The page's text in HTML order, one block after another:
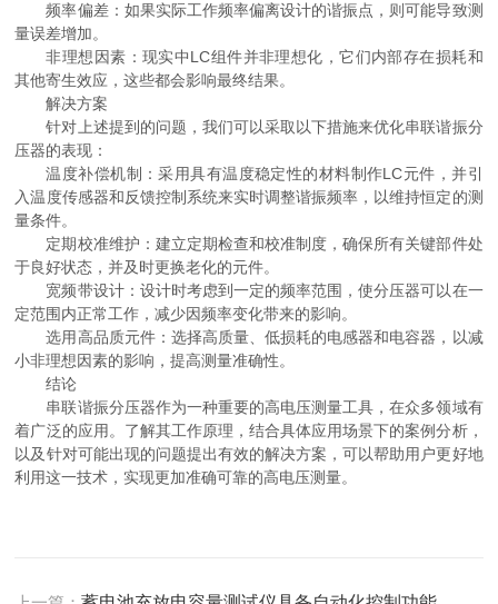
频率偏差：如果实际工作频率偏离设计的谐振点，则可能导致测
量误差增加。
非理想因素：现实中LC组件并非理想化，它们内部存在损耗和
其他寄生效应，这些都会影响最终结果。
解决方案
针对上述提到的问题，我们可以采取以下措施来优化串联谐振分
压器的表现：
温度补偿机制：采用具有温度稳定性的材料制作LC元件，并引
入温度传感器和反馈控制系统来实时调整谐振频率，以维持恒定的测
量条件。
定期校准维护：建立定期检查和校准制度，确保所有关键部件处
于良好状态，并及时更换老化的元件。
宽频带设计：设计时考虑到一定的频率范围，使分压器可以在一
定范围内正常工作，减少因频率变化带来的影响。
选用高品质元件：选择高质量、低损耗的电感器和电容器，以减
小非理想因素的影响，提高测量准确性。
结论
串联谐振分压器作为一种重要的高电压测量工具，在众多领域有
着广泛的应用。了解其工作原理，结合具体应用场景下的案例分析，
以及针对可能出现的问题提出有效的解决方案，可以帮助用户更好地
利用这一技术，实现更加准确可靠的高电压测量。